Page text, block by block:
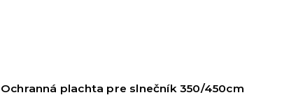
Ochranná plachta pre slnečník 350/450cm